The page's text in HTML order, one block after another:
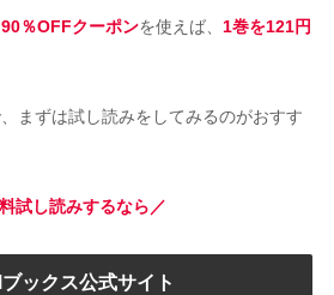
90％OFFクーポンを使えば、 1巻を121円
まずは試し読みをしてみるのがおすす
試し読みするなら／
ブックス公式サイト